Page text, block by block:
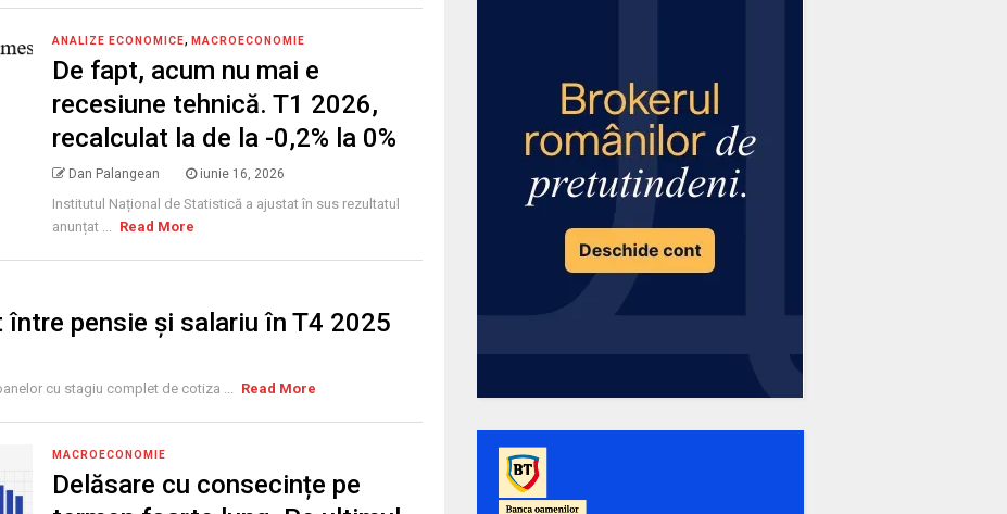
ANALIZE ECONOMICE, MACROECONOMIE
De fapt, acum nu mai e
recesiune tehnică. T1 2026,
recalculat la de la -0,2% la 0%
Dan Palangean iunie 16, 2026
Institutul Național de Statistică a ajustat în sus rezultatul
anunțat ... Read More
între pensie și salariu în T4 2025
cu stagiu complet de cotiza ... Read More
MACROECONOMIE
Delăsare cu consecințe pe